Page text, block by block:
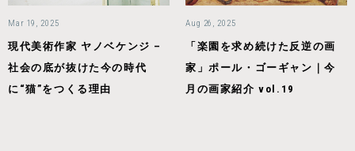
Mar 19, 2025
現代美術作家 ヤノベケンジ –
社会の底が抜けた今の時代
に“猫”をつくる理由
Aug 26, 2025
「楽園を求め続けた反逆の画
家」ポール・ゴーギャン｜今
月の画家紹介 vol.19